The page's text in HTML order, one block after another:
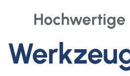
Hochwertige